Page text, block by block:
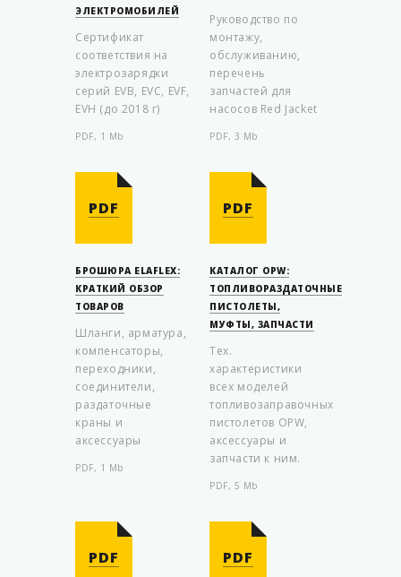
ЭЛЕКТРОМОБИЛЕЙ
Сертификат
соответствия на
электрозарядки
серий EVB, EVC, EVF,
EVH (до 2018 г)
PDF, 1 Mb
Руководство по
монтажу,
обслуживанию,
перечень
запчастей для
насосов Red Jacket
PDF, 3 Mb
PDF
БРОШЮРА ELAFLEX:
КРАТКИЙ ОБЗОР
ТОВАРОВ
Шланги, арматура,
компенсаторы,
переходники,
соединители,
раздаточные
краны и
аксессуары
PDF, 1 Mb
PDF
КАТАЛОГ OPW:
ТОПЛИВОРАЗДАТОЧНЫЕ
ПИСТОЛЕТЫ,
МУФТЫ, ЗАПЧАСТИ
Тех.
характеристики
всех моделей
топливозаправочных
пистолетов OPW,
аксессуары и
запчасти к ним.
PDF, 5 Mb
PDF PDF